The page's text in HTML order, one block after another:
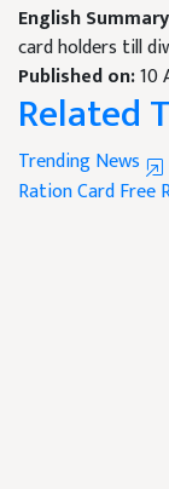
English
card holders till
Published on:10
Related
Trending News
Ration CardFree